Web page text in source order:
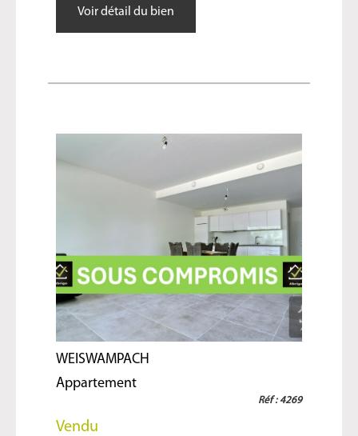
Voir détail du bien
WEISWAMPACH
Appartement
Réf : 4269
Vendu